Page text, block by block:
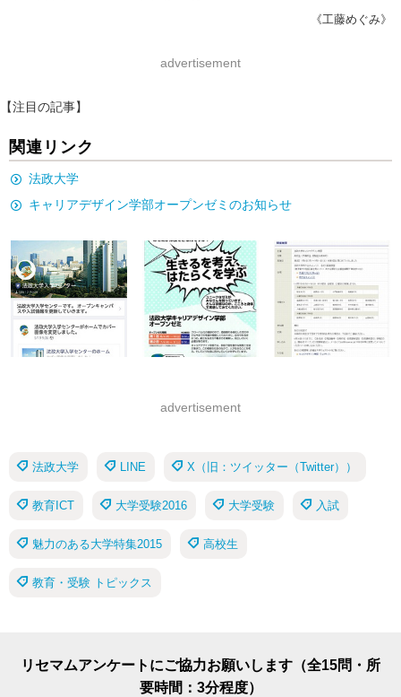
《工藤めぐみ》
advertisement
【注目の記事】
関連リンク
法政大学
キャリアデザイン学部オープンゼミのお知らせ
advertisement
法政大学 LINE X（旧：ツイッター（Twitter））
教育ICT 大学受験2016 大学受験 入試
魅力のある大学特集2015 高校生
教育・受験 トピックス
リセマムアンケートにご協力お願いします（全15問・所
要時間：3分程度）